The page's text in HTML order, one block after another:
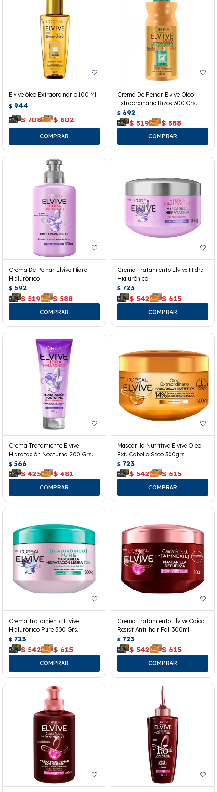
Elvive óleo Extraordinario 100 Ml.
$ 944
$ 708 $ 802
Crema De Peinar Elvive Oleo
Extraordinario Rizos 300 Grs.
$ 692
$ 519 $ 588
Crema De Peinar Elvive Hidra
Hialurónico
$ 692
$ 519 $ 588
Crema Tratamiento Elvive Hidra
Hialurónico
$ 723
$ 542 $ 615
Crema Tratamiento Elvive
Hidratación Nocturna 200 Grs.
$ 566
$ 425 $ 481
Mascarilla Nutritiva Elvive Oleo
Ext. Cabello Seco 300grs
$ 723
$ 542 $ 615
Crema Tratamiento Elvive
Hialurónico Pure 300 Grs.
$ 723
$ 542 $ 615
Crema Tratamiento Elvive Caída
Resist Anti-hair Fall 300ml
$ 723
$ 542 $ 615